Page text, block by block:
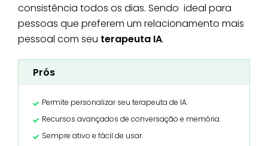
consistência todos os dias. Sendo ideal para
pessoas que preferem um relacionamento mais
pessoal com seu terapeuta IA.
Prós
Permite personalizar seu terapeuta de IA.
Recursos avançados de conversação e memória.
Sempre ativo e fácil de usar.